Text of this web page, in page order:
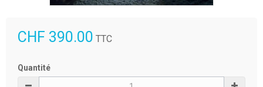
CHF 390.00 TTC
Quantité